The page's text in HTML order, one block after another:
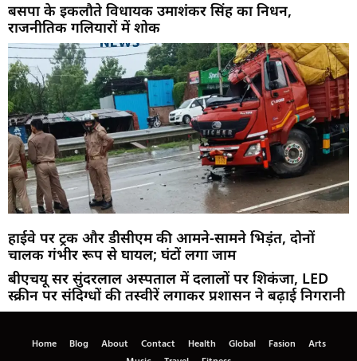
बसपा के इकलौते विधायक उमाशंकर सिंह का निधन,
राजनीतिक गलियारों में शोक
हाईवे पर ट्रक और डीसीएम की आमने-सामने भिड़ंत, दोनों
चालक गंभीर रूप से घायल; घंटों लगा जाम
बीएचयू सर सुंदरलाल अस्पताल में दलालों पर शिकंजा, LED
स्क्रीन पर संदिग्धों की तस्वीरें लगाकर प्रशासन ने बढ़ाई निगरानी
Home Blog About Contact Health Global Fasion
Arts